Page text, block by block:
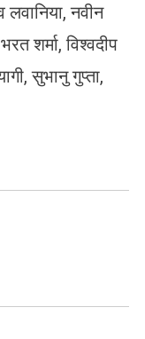
लवानिया, नवीन
शर्मा, विश्वदीप
सुभानु गुप्ता,